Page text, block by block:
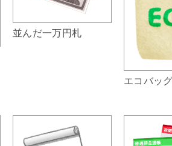
並んだ一万円札
エコバッグ